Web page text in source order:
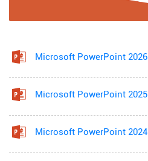
Microsoft PowerPoint 2026
Microsoft PowerPoint 2025
Microsoft PowerPoint 2024